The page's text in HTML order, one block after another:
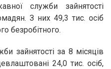
служби зайнятості
З них 49,3 тис. осіб
безробітного.
зайнятості за 8 місяців
24,0 тис. осіб,